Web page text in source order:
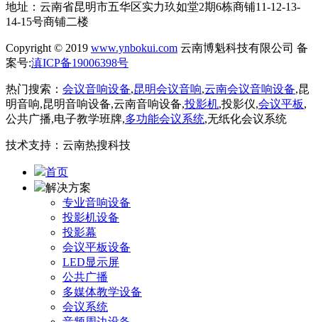
地址：云南省昆明市五华区实力玖如堂2期6栋商铺11-12-13-
14-15号商铺二楼
Copyright © 2019 www.ynbokui.com 云南博魁科技有限公司 备
案号:滇ICP备19006398号
热门搜索： 会议音响设备,昆明会议音响,云南会议音响设备,昆
明音响,昆明音响设备,云南音响设备,投影机,投影仪,会议平板,
公共广播,电子教学班牌,多功能会议系统,无纸化会议系统
技术支持：云南热搜科技
首页
解决方案
专业音响设备
投影机设备
投影幕
会议平板设备
LED显示屏
公共广播
多媒体教学设备
会议系统